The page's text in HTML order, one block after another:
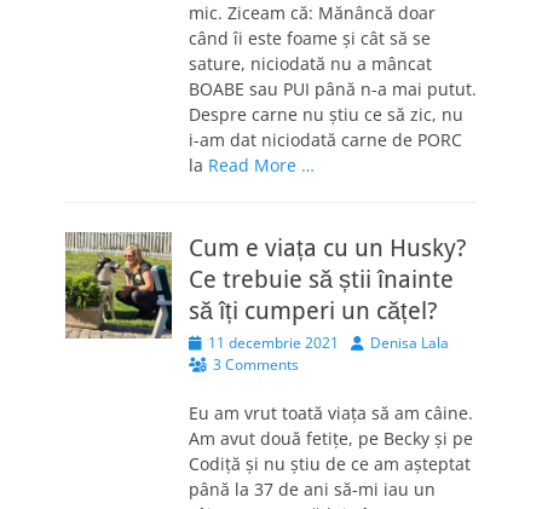
mic. Ziceam că: Mănâncă doar
când îi este foame și cât să se
sature, niciodată nu a mâncat
BOABE sau PUI până n-a mai putut.
Despre carne nu știu ce să zic, nu
i-am dat niciodată carne de PORC
la Read More …
Cum e viața cu un Husky?
Ce trebuie să știi înainte
să îți cumperi un cățel?
Posted
on
11 decembrie 2021 AuthorDenisa Lala
3 Comments
Eu am vrut toată viața să am câine.
Am avut două fetițe, pe Becky și pe
Codiță și nu știu de ce am așteptat
până la 37 de ani să-mi iau un